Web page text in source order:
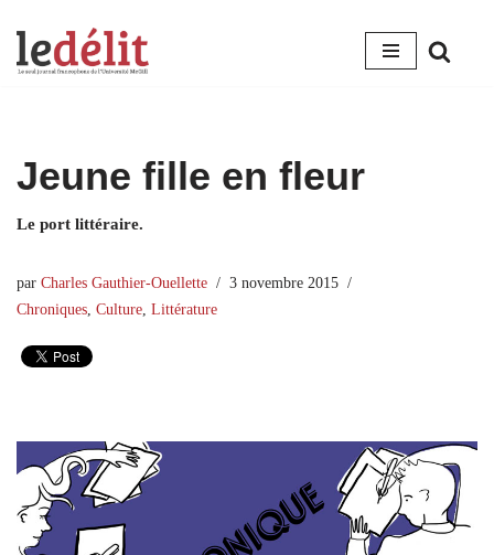
Aller
Jeune fille en fleur
Le port littéraire.
par Charles Gauthier-Ouellette
3 novembre 2015
Chroniques Culture Littérature